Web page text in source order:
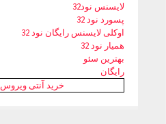
لایسنس نود32
پسورد نود 32
اوکلی لایسنس رایگان نود 32
همیار نود 32
بهترین سئو
رایگان
خرید آنتی ویروس Kaspersky